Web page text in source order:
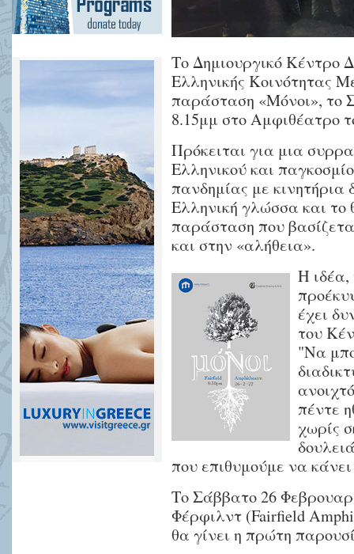
Το Δημιουργικό Κέντρο
Ελληνικής Kοινότητας
παράσταση «Μόνοι», το
8.15μμ στο Αμφιθέατρο
Πρόκειται για μια
Ελληνικού και
πανδημίας με
Ελληνική γλώσσα και το
παράσταση που
και στην «αλήθεια».
Η
έχει
του
"Να
πέντε
χωρίς
που επιθυμούμε να
Το Σάββατο 26
Φέρφιλντ (Fairfield
θα γίνει η πρώτη